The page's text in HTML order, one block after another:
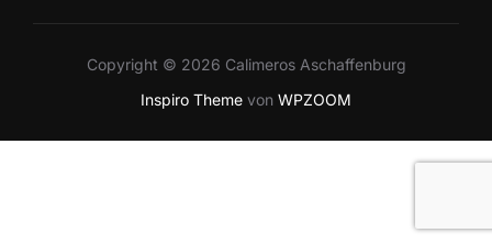
Copyright © 2026 Calimeros Aschaffenburg
Inspiro Theme von WPZOOM